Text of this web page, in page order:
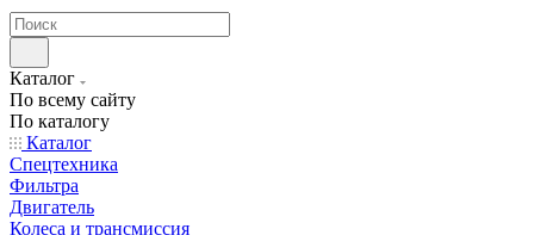
Каталог
По всему сайту
По каталогу
Каталог
Спецтехника
Фильтра
Двигатель
Колеса и трансмиссия